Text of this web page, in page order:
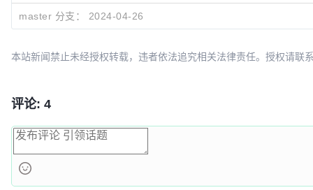
.crossFade()
.into(myImageView);
return myImageView;
master 分支： 2024-04-26
本站新闻禁止未经授权转载，违者依法追究相关法律责任。授权请联
评论: 4